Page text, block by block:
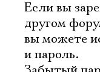
Если вы
другом
вы можете
и пароль.